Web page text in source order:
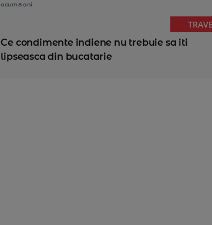
acum 8 ani
Ce condimente indiene nu trebuie sa iti
lipseasca din bucatarie